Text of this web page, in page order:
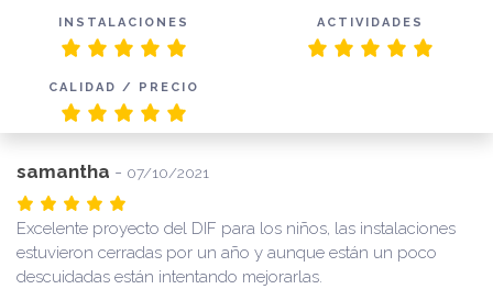
INSTALACIONES ACTIVIDADES
CALIDAD / PRECIO
samantha - 07/10/2021
Excelente proyecto del DIF para los niños, las instalaciones
estuvieron cerradas por un año y aunque están un poco
descuidadas están intentando mejorarlas.